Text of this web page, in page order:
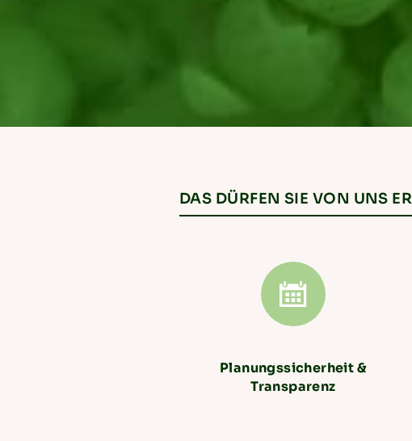
DAS DÜRFEN SIE VON UNS
Planungssicherheit &
Transparenz